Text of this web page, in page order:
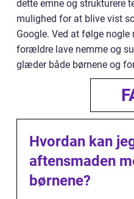
dette emne og strukturere
mulighed for at blive vist
Google. Ved at følge
forældre lave nemme og
glæder både børnene og
Hvordan kan
aftensmaden
børnene?